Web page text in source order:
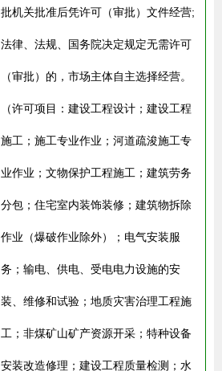
批机关批准后凭许可（审批）文件经营;
法律、法规、国务院决定规定无需许可
（审批）的，市场主体自主选择经营。
（许可项目：建设工程设计；建设工程
施工；施工专业作业；河道疏浚施工专
业作业；文物保护工程施工；建筑劳务
分包；住宅室内装饰装修；建筑物拆除
作业（爆破作业除外）；电气安装服
务；输电、供电、受电电力设施的安
装、维修和试验；地质灾害治理工程施
工；非煤矿山矿产资源开采；特种设备
安装改造修理；建设工程质量检测；水